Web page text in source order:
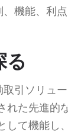
、機能、利
る
引ソリュ
れた先進的
て機能し